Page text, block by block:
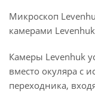
Микроскоп
камерами
Камеры Levenhuk
вместо окуляра с
переходника,